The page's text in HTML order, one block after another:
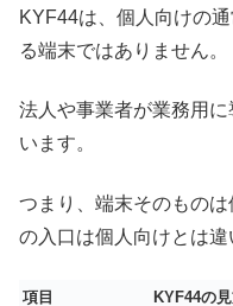
KYF44は、個人向けの
る端末ではありません。
法人や事業者が業務用
います。
つまり、端末そのもの
の入口は個人向けとは違
項目
KYF44の